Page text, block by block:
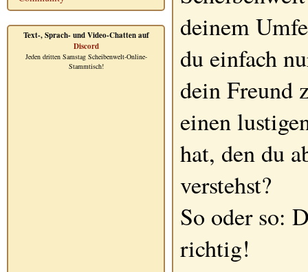
Text-, Sprach- und Video-Chatten auf
Discord
Jeden dritten Samstag Scheibenwelt-Online-
Stammtisch!
deinem
du einfach
dein Freund
einen
hat, den du
verstehst?
So oder so:
richtig!